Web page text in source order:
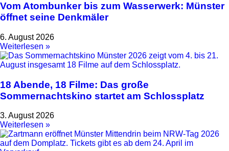
Vom Atombunker bis zum Wasserwerk: Münster
öffnet seine Denkmäler
6. August 2026
Weiterlesen »
18 Abende, 18 Filme: Das große
Sommernachtskino startet am Schlossplatz
3. August 2026
Weiterlesen »